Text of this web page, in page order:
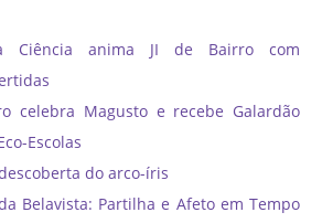
Ciência anima JI de Bairro com
celebra Magusto e recebe Galardão
Escolas
do arco-íris
Belavista: Partilha e Afeto em Tempo